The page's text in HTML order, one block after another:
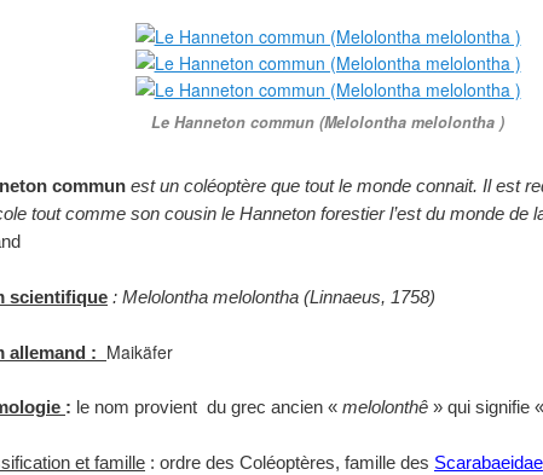
Le Hanneton commun (Melolontha melolontha )
commun est un coléoptère que tout le monde connait. Il est
tout comme son cousin le Hanneton forestier l’est du monde de
scientifique : Melolontha melolontha (Linnaeus, 1758)
allemand : Maikäfer
: le nom provient du grec ancien « melolonthê » qui signifie
et famille : ordre des Coléoptères, famille des Scarabaeidae